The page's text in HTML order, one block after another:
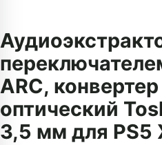
ARC,
оптический
3,5 мм для PS5